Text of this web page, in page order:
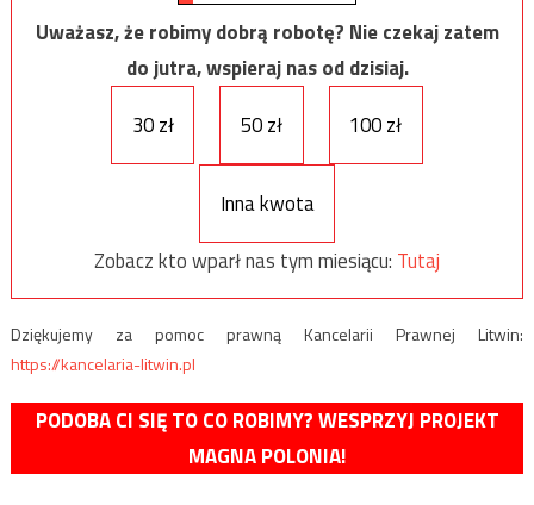
Uważasz, że robimy dobrą robotę? Nie czekaj zatem
do jutra, wspieraj nas od dzisiaj.
30 zł
50 zł 100 zł
Inna kwota
Zobacz kto wparł nas tym miesiącu: Tutaj
Dziękujemy za pomoc prawną Kancelarii Prawnej Litwin:
https://kancelaria-litwin.pl
PODOBA CI SIĘ TO CO ROBIMY? WESPRZYJ PROJEKT
MAGNA POLONIA!